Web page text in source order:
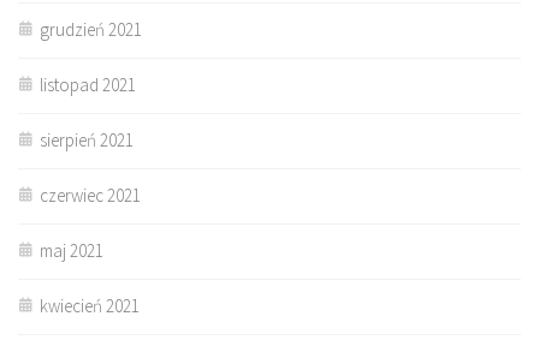
grudzień 2021
listopad 2021
sierpień 2021
czerwiec 2021
maj 2021
kwiecień 2021